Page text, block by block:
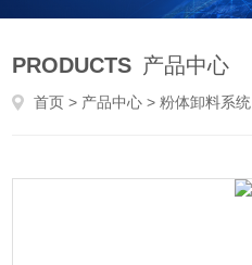
PRODUCTS 产品中心
首页 > 产品中心 >粉体卸料系统